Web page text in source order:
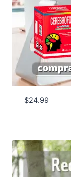
$24.99